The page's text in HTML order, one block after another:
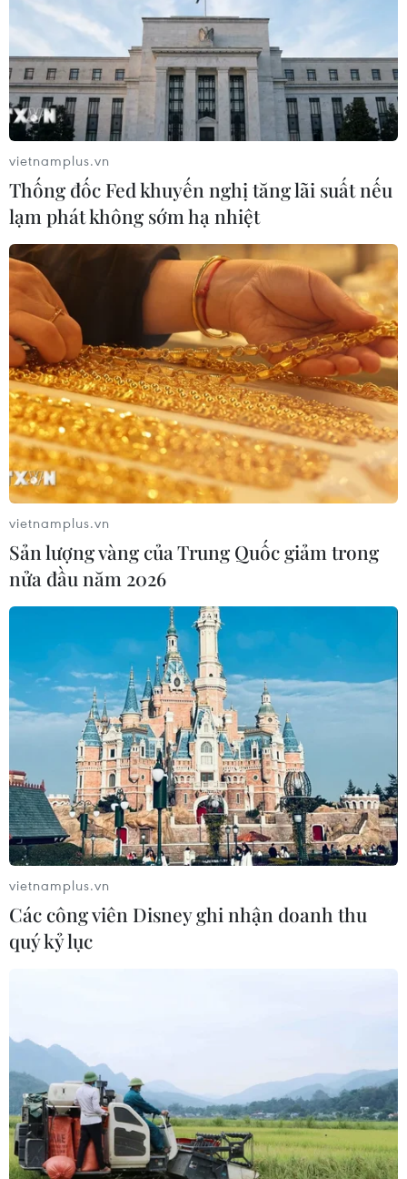
Giá dầu thế giới ổn định sau khi chạm
mức cao nhất nhiều tuần
Giá dầu thô Brent lên mức 75,67 USD/thùng do những
lo ngại về sản lượng dầu thô ở Vịnh Mexico của Mỹ bị
ảnh hưởng của cơn bão Nicholas đã giảm dần.
Giá dầu thế giới tăng tuần thứ 4 liên tiếp
dù giảm phiên 17/9
khởi,” một nhà phân tích cho biết nguồn cung gián đoạn
và lượng dự trữ giảm đã giúp giá dầu đạt mức cao
trong vài ngày qua.
vietnamplus.vn
Thống đốc Fed khuyến nghị tăng lãi suất nếu
lạm phát không sớm hạ nhiệt
vietnamplus.vn
Sản lượng vàng của Trung Quốc giảm trong
nửa đầu năm 2026
vietnamplus.vn
Các công viên Disney ghi nhận doanh thu
quý kỷ lục